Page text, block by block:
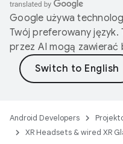
Google używa
Twój preferowany język.
przez AI mogą zawierać
Android Developers
XR Headsets & wired XR